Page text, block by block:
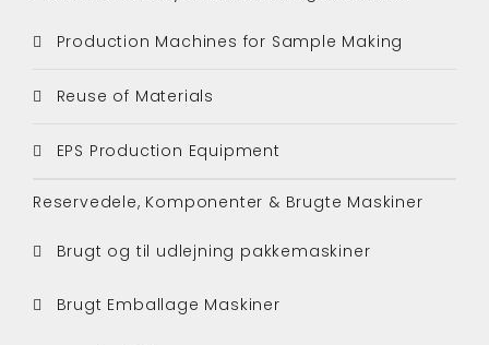
Production Machines for Sample Making
Reuse of Materials
EPS Production Equipment
Reservedele, Komponenter & Brugte Maskiner
Brugt og til udlejning pakkemaskiner
Brugt Emballage Maskiner